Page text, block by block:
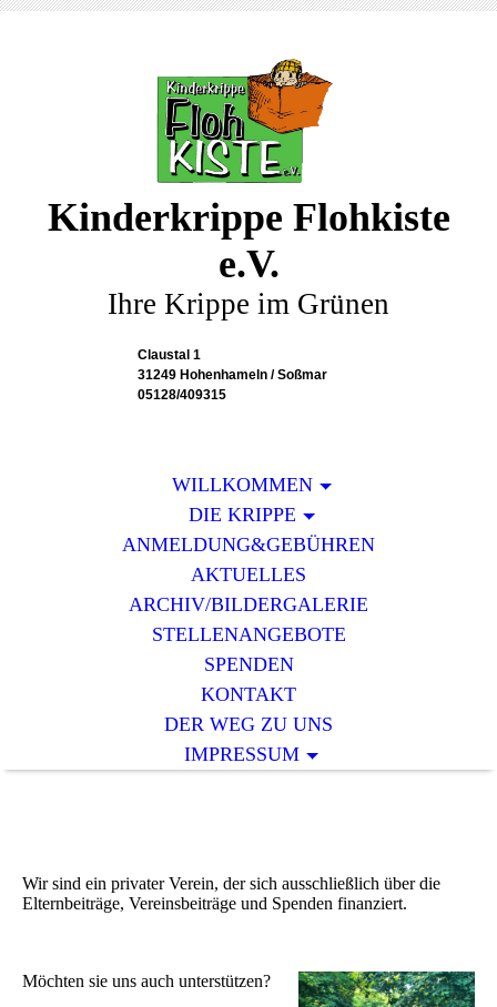
Kinderkrippe Flohkiste
e.V.
Ihre Krippe im Grünen
Claustal 1
31249 Hohenhameln / Soßmar
05128/409315
WILLKOMMEN
DIE KRIPPE
ANMELDUNG&GEBÜHREN
AKTUELLES
ARCHIV/BILDERGALERIE
STELLENANGEBOTE
SPENDEN
KONTAKT
DER WEG ZU UNS
IMPRESSUM
Wir sind ein privater Verein, der sich ausschließlich über die
Elternbeiträge, Vereinsbeiträge und Spenden finanziert.
Möchten sie uns auch unterstützen?